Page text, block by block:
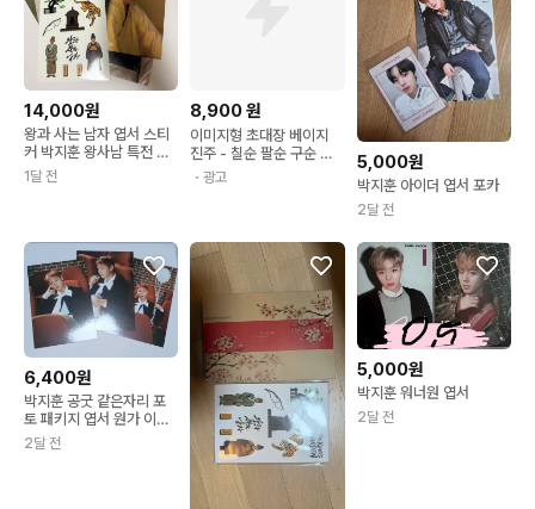
14,000원
왕과 사는 남자 엽서 스티
커 박지훈 왕사남 특전 영
화
1달 전
8,900원
이미지형 초대장 베이지
진주 - 칠순 팔순 구순 고
희연 산수연 회갑연 초대
장 이미지형 회사제출용
・광고
5,000원
박지훈 아이더 엽서 포카
2달 전
6,400원
박지훈 공굿 같은자리 포
토 패키지 엽서 원가 이하
양도(포카x) 0.6
2달 전
5,000원
박지훈 워너원 엽서
2달 전